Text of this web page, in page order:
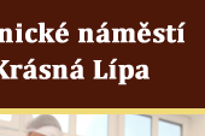
revitalizace Vltavy Vraňany
nad Vltavou
a památník 100 let republiky